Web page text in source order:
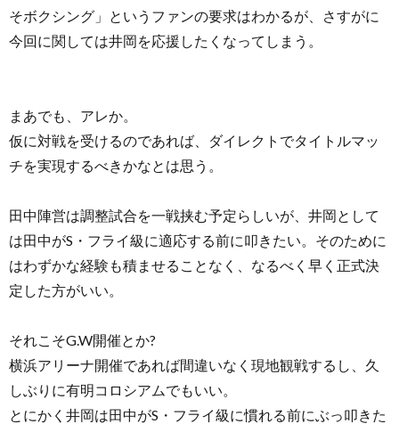
そボクシング」というファンの要求はわかるが、さすがに
今回に関しては井岡を応援したくなってしまう。
まあでも、アレか。
仮に対戦を受けるのであれば、ダイレクトでタイトルマッ
チを実現するべきかなとは思う。
田中陣営は調整試合を一戦挟む予定らしいが、井岡として
は田中がS・フライ級に適応する前に叩きたい。そのために
はわずかな経験も積ませることなく、なるべく早く正式決
定した方がいい。
それこそG.W開催とか?
横浜アリーナ開催であれば間違いなく現地観戦するし、久
しぶりに有明コロシアムでもいい。
とにかく井岡は田中がS・フライ級に慣れる前にぶっ叩きた